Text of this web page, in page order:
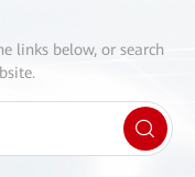
links below, or search